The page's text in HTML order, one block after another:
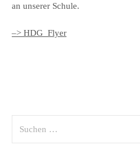
an unserer Schule.
–> HDG_Flyer
nach: